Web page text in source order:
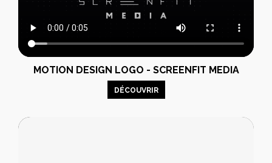
MOTION DESIGN LOGO - SCREENFIT MEDIA
DÉCOUVRIR